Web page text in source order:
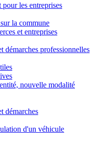
les entreprises
la commune
et entreprises
démarches professionnelles
nouvelle modalité
démarches
d'un véhicule